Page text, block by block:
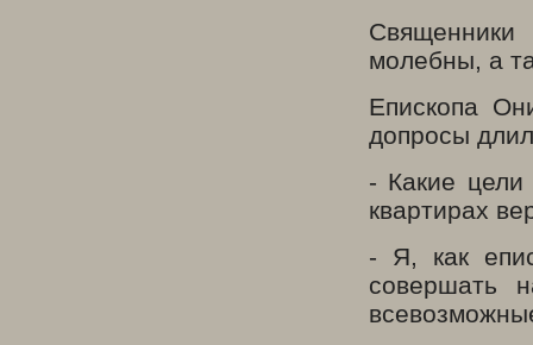
молебны, а
Епископа
допросы
- Какие цели
квартирах
- Я, как
совершать